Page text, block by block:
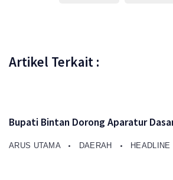
Artikel Terkait :
Bupati Bintan Dorong Aparatur
ARUS UTAMA DAERAH HEADLINE